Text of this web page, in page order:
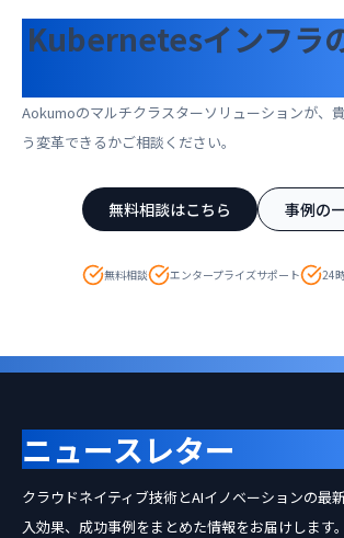
Kubernetesインフラ
Aokumoのマルチクラスターソリューションが、
う変革できるかご相談ください。
無料相談はこちら 事例の
無料相談 エンタープライズサポート 24
ニュースレター
クラウドネイティブ技術とAIイノベーションの最
入効果、成功事例をまとめた情報をお届けします。